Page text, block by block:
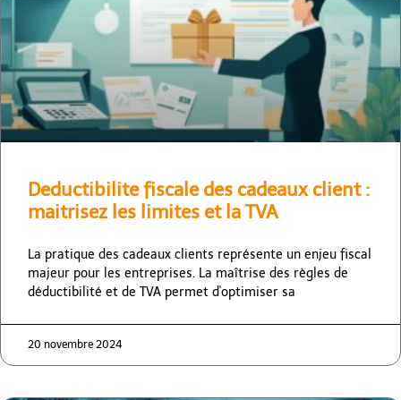
Deductibilite fiscale des cadeaux client :
maitrisez les limites et la TVA
La pratique des cadeaux clients représente un enjeu fiscal
majeur pour les entreprises. La maîtrise des règles de
déductibilité et de TVA permet d'optimiser sa
20 novembre 2024